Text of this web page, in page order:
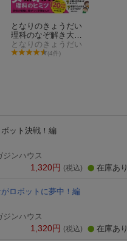
となりのきょうだい
理科のなぞ解き大作
戦 すごいぞ！ 宇宙
編
となりのきょうだい
(4件)
ット決戦！編
ジンハウス
1,320円 (税込) 在庫あり
ロボットに夢中！編
ジンハウス
1,320円 (税込) 在庫あり